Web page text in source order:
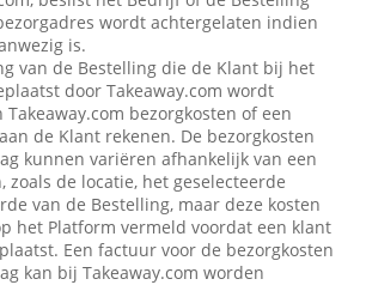
wordt achtergelaten indien
is.
van de Bestelling die de Klant bij het
door Takeaway.com wordt
Takeaway.com bezorgkosten of een
de Klant rekenen. De bezorgkosten
kunnen variëren afhankelijk van een
zoals de locatie, het geselecteerde
van de Bestelling, maar deze kosten
het Platform vermeld voordat een klant
Een factuur voor de bezorgkosten
kan bij Takeaway.com worden